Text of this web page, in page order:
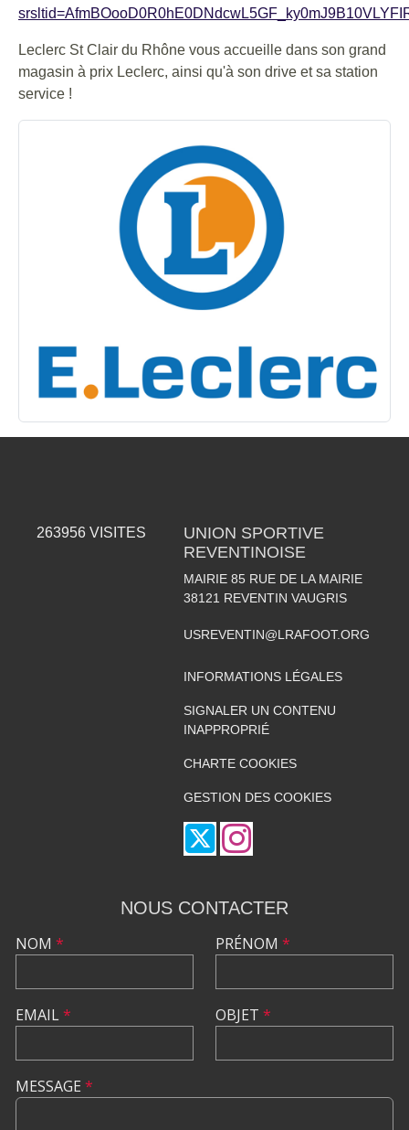
Leclerc St Clair du Rhône vous accueille dans son grand
magasin à prix Leclerc, ainsi qu'à son drive et sa station
service !
263956 VISITES
UNION SPORTIVE
REVENTINOISE
MAIRIE 85 RUE DE LA MAIRIE
38121 REVENTIN VAUGRIS
USREVENTIN@LRAFOOT.ORG
INFORMATIONS LÉGALES
SIGNALER UN CONTENU
INAPPROPRIÉ
CHARTE COOKIES
GESTION DES COOKIES
NOUS CONTACTER
NOM *
EMAIL*
PRÉNOM *
OBJET *
MESSAGE *